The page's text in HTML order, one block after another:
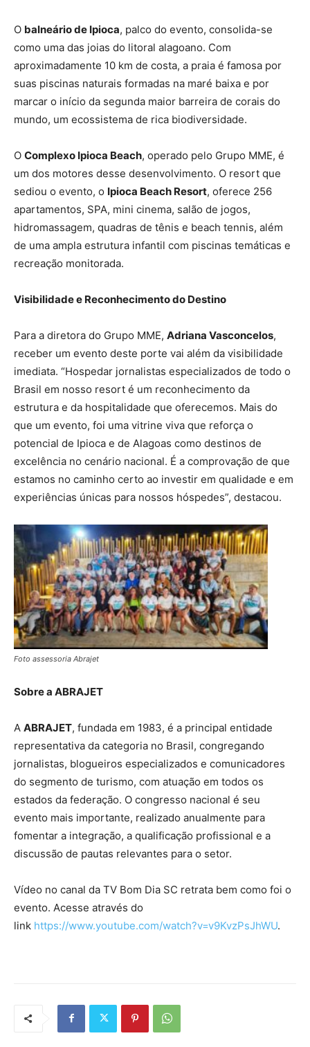
O balneário de Ipioca, palco do evento, consolida-se
como uma das joias do litoral alagoano. Com
aproximadamente 10 km de costa, a praia é famosa por
suas piscinas naturais formadas na maré baixa e por
marcar o início da segunda maior barreira de corais do
mundo, um ecossistema de rica biodiversidade.
O Complexo Ipioca Beach, operado pelo Grupo MME, é
um dos motores desse desenvolvimento. O resort que
sediou o evento, o Ipioca Beach Resort, oferece 256
apartamentos, SPA, mini cinema, salão de jogos,
hidromassagem, quadras de tênis e beach tennis, além
de uma ampla estrutura infantil com piscinas temáticas e
recreação monitorada.
Visibilidade e Reconhecimento do Destino
Para a diretora do Grupo MME, Adriana Vasconcelos,
receber um evento deste porte vai além da visibilidade
imediata. “Hospedar jornalistas especializados de todo o
Brasil em nosso resort é um reconhecimento da
estrutura e da hospitalidade que oferecemos. Mais do
que um evento, foi uma vitrine viva que reforça o
potencial de Ipioca e de Alagoas como destinos de
excelência no cenário nacional. É a comprovação de que
estamos no caminho certo ao investir em qualidade e em
experiências únicas para nossos hóspedes”, destacou.
Foto assessoria Abrajet
Sobre a ABRAJET
A ABRAJET, fundada em 1983, é a principal entidade
representativa da categoria no Brasil, congregando
jornalistas, blogueiros especializados e comunicadores
do segmento de turismo, com atuação em todos os
estados da federação. O congresso nacional é seu
evento mais importante, realizado anualmente para
fomentar a integração, a qualificação profissional e a
discussão de pautas relevantes para o setor.
Vídeo no canal da TV Bom Dia SC retrata bem como foi o
evento. Acesse através do
link https://www.youtube.com/watch?v=v9KvzPsJhWU.